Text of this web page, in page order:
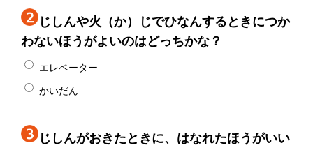
じしんや火（か）じでひなんするときにつか
わないほうがよいのはどっちかな？
エレベーター
かいだん
じしんがおきたときに、はなれたほうがいい